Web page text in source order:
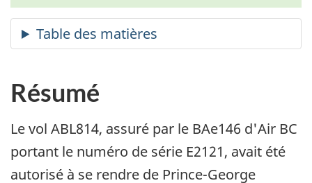
Résumé
Le vol ABL814, assuré par le BAe146 d'Air BC
portant le numéro de série E2121, avait été
autorisé à se rendre de Prince-George